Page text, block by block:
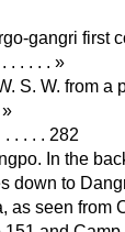
gangri first
. . . . . »
S. W. from a
. . . . 282
In the
down to
as seen from